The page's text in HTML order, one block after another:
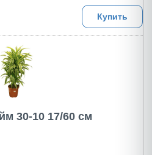
Купить
30-10 17/60 см